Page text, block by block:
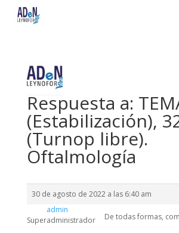
Respuesta a:
(Estabilización),
(Turnop libre).
Oftalmología
30 de agosto de 2022 a las 6:40 am
admin
Superadministrador
De todas formas,